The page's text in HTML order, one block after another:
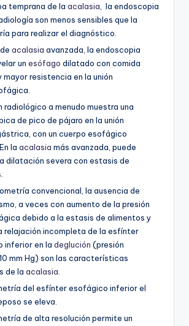
temprana de la acalasia , la endoscopia
son menos sensibles que la
para realizar el diagnóstico.
acalasia avanzada, la endoscopia
un esófago dilatado con comida
mayor resistencia en la unión
radiológico a menudo muestra una
de pico de pájaro en la unión
con un cuerpo esofágico
la acalasia más avanzada, puede
dilatación severa con estasis de
convencional, la ausencia de
a veces con aumento de la presión
debido a la estasis de alimentos y
relajación incompleta de la esfínter
inferior en la deglución (presión
mm Hg) son las características
de la acalasia
del esfínter esofágico inferior el
se eleva.
de alta resolución permite un